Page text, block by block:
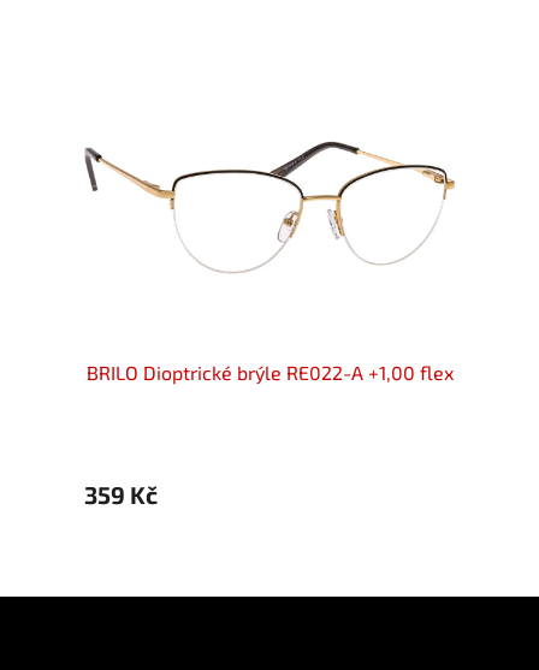
BRILO Dioptrické brýle RE022-A +1,00 flex
359 Kč